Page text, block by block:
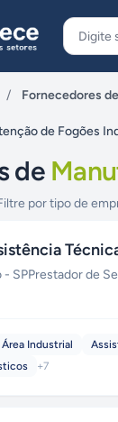
/ Fornecedores
de Fogões
de
por tipo de
- SPPrestador de
Industrial
+7